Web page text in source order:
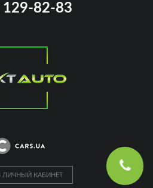
129-82-83
ЛИЧНЫЙ КАБИНЕТ